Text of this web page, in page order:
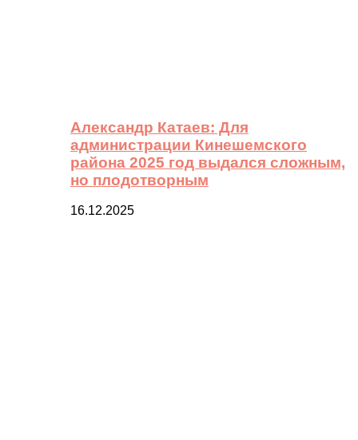
Александр Катаев: Для
администрации Кинешемского
района 2025 год выдался сложным,
но плодотворным
16.12.2025